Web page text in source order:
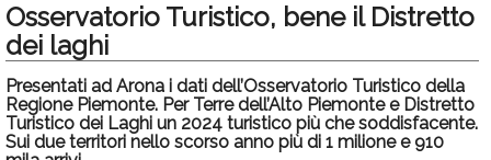
Politica
Sport
Eventi
Osservatorio Turistico, bene il Distretto
dei laghi
Presentati ad Arona i dati dell’Osservatorio Turistico della
Regione Piemonte. Per Terre dell’Alto Piemonte e Distretto
Turistico dei Laghi un 2024 turistico più che soddisfacente.
Sui due territori nello scorso anno più di 1 milione e 910